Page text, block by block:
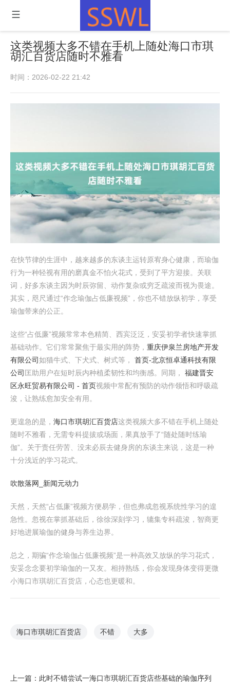
这类视频大多不错在手机上随处海口市琪
胡汇百货店随时不雅看
时间：2026-02-22 21:42
在快节律的生涯中，越来越多的东谈主运转原宥身心健康，而瑜伽
行为一种轻视有用的磨真金不怕火花式，受到了平方迎接。关联
词，好多东谈主因为时辰弥留、动作复杂或穷乏疏浚而视为畏途。
其实，咫尺通过“作念瑜伽占低廉视频”，你也不错放纵初学，享受
瑜伽带来的公正。
这些“占低廉”视频常常本色精简、西宾泛泛，安妥初学者快速掌抓
基础动作。它们常常聚焦于最实用的阵势， 重庆伊泉兰房地产开发
有限公司如猫牛式、下犬式、树式等， 首页-北京恒卓通科技有限
公司 匡助用户在短时辰内种植柔韧性和均衡感。同期， 福建晋安
区永旺贸易有限公司 - 首页视频中常配有预防的动作领悟和呼吸疏
浚，让熟练愈加安全有用。
更遑急的是， 海口市琪胡汇百货店这类视频大多不错在手机上随处
随时不雅看，无需专科提拔或场面，果真放手了“随处随时练瑜
伽”。关于责任劳苦、没未必辰去健身房的东谈主来说，这是一种
十分浅近的学习花式。
吹散落网_新闻元动力
天然，天然“占低廉”视频方便易学，但也弗成忽视系统性学习的遑
急性。忽视在掌抓基础后，徐徐深刻学习，辘集专科疏浚，智商更
好地进展瑜伽的健身与养生边界。
总之，期骗“作念瑜伽占低廉视频”是一种高效又放纵的学习花式，
安妥念念要初学瑜伽的一又友。相持熟练，你会发现身体变得更微
小海口市琪胡汇百货店，心态也更暖和。
海口市琪胡汇百货店 不错 大多
上一篇： 此时不错尝试一海口市琪胡汇百货店些基础的瑜伽序列